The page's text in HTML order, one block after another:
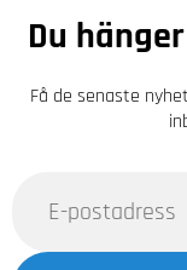
Du
Få de senaste